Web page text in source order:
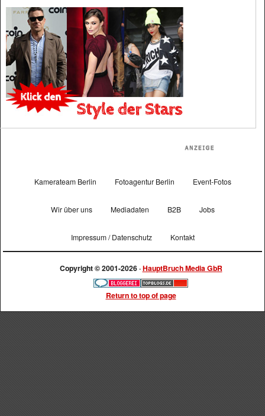
Kamerateam Berlin Fotoagentur Berlin Event-Fotos
Wir über uns Mediadaten B2B Jobs
Impressum / Datenschutz Kontakt
Copyright © 2001-2026 ·HauptBruch Media GbR
Return to top of page